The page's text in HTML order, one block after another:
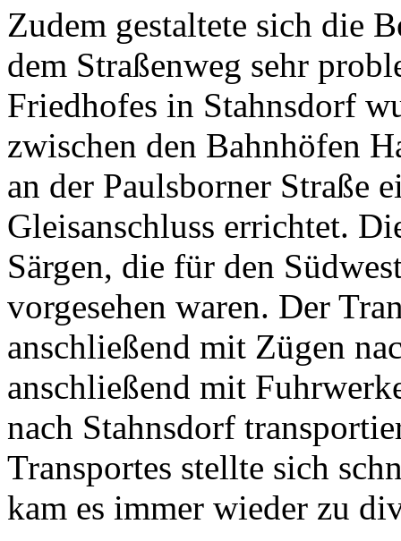
Zudem gestaltete sich die
dem Straßenweg sehr
Friedhofes in Stahnsdorf
zwischen den Bahnhöfen
an der Paulsborner Straße
Gleisanschluss errichtet.
Särgen, die für den
vorgesehen waren. Der
anschließend mit Zügen
anschließend mit
nach Stahnsdorf
Transportes stellte sich
kam es immer wieder zu